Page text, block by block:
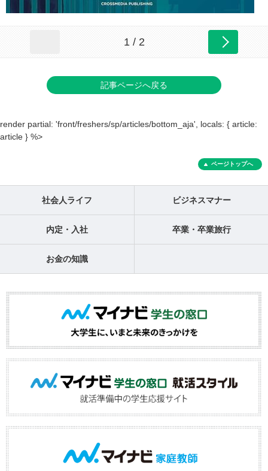
1 / 2
記事ページへ戻る
render partial: 'front/freshers/sp/articles/bottom_aja', locals: { article:
article } %>
ページトップへ
社会人ライフ ビジネスマナー
内定・入社 卒業・卒業旅行
お金の知識